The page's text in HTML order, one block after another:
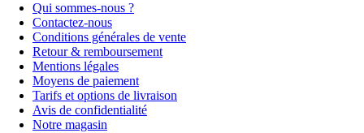
Qui sommes-nous ?
Contactez-nous
Conditions générales de vente
Retour & remboursement
Mentions légales
Moyens de paiement
Tarifs et options de livraison
Avis de confidentialité
Notre magasin